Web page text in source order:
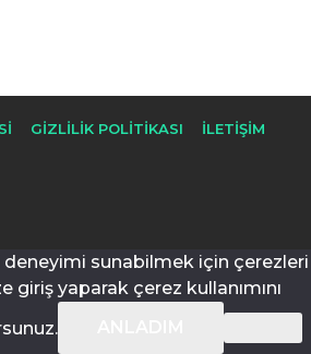
GIZLILIK POLITIKASI İLETIŞIM
deneyimi sunabilmek için çerezleri
giriş yaparak çerez kullanımını